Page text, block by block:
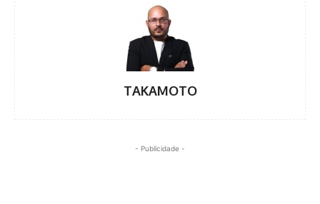
TAKAMOTO
- Publicidade -